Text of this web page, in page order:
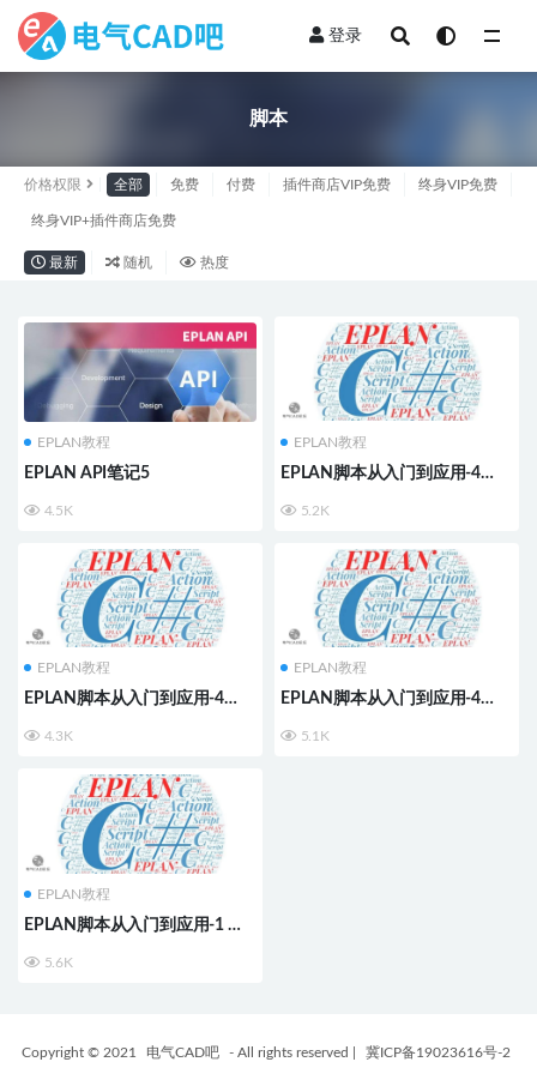
登录
脚本
价格权限 全部 免费 付费 插件商店VIP免费 终身VIP免费
终身VIP+插件商店免费
最新 随机 热度
EPLAN教程
EPLAN API笔记5
4.5K
EPLAN教程
EPLAN脚本从入门到应用-4
5.2K
EPLAN教程
EPLAN脚本从入门到应用-4
4.3K
EPLAN教程
EPLAN脚本从入门到应用-4
5.1K
EPLAN教程
EPLAN脚本从入门到应用-1 介
5.6K
Copyright © 2021 电气CAD吧 - All rights reserved
冀ICP备19023616号-2